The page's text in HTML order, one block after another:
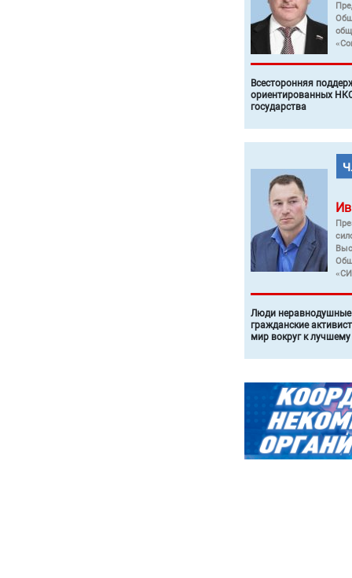
Всесторонняя
ориентированных
государства
Люди неравнодушные
гражданские
мир вокруг к лучшему